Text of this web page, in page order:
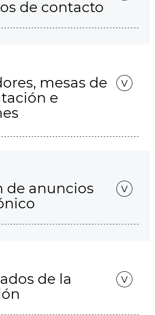
de contacto
mesas de
e
de anuncios
de la